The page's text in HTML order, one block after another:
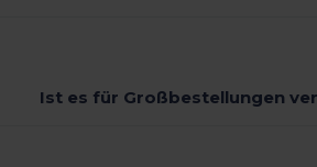
Ist es für Großbestellungen